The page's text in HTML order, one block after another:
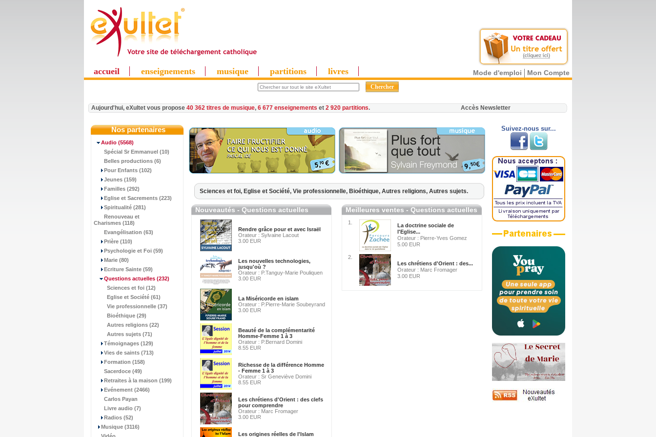
accueil enseignements musique partitions livres Mode d'emploi Mon Compte
Aujourd'hui, eXultet vous propose 40 362 titres de musique, 6 677 enseignements et 2 920 partitions. Accès Newsletter
Nos partenaires
Audio (5568)
Spécial Sr Emmanuel (10)
Belles productions (6)
Pour Enfants (102)
Jeunes (159)
Familles (292)
Eglise et Sacrements (223)
Spiritualité (281)
Renouveau et
Charismes (118)
Evangélisation (63)
Prière (110)
Psychologie et Foi (59)
Marie (80)
Ecriture Sainte (59)
Questions actuelles (232)
Sciences et foi (12)
Eglise et Société (61)
Vie professionnelle (37)
Bioéthique (29)
Autres religions (22)
Autres sujets (71)
Témoignages (129)
Vies de saints (713)
Formation (158)
Sacerdoce (49)
Retraites à la maison (199)
Evénement (2466)
Carlos Payan
Livre audio (7)
Radios (52)
Musique (3116)
Sciences et foi, Eglise et Société, Vie professionnelle, Bioéthique, Autres religions, Autres sujets.
Nouveautés - Questions actuelles
Rendre grâce pour et avec Israël
Orateur : Sylvaine Lacout
3.00 EUR
Les nouvelles technologies,
jusqu'où ?
Orateur : P.Tanguy-Marie Pouliquen
3.00 EUR
La Miséricorde en islam
Orateur : P.Pierre-Marie Soubeyrand
3.00 EUR
Beauté de la complémentarité
Homme-Femme 1 à 3
Orateur : P.Bernard Domini
8.55 EUR
Richesse de la différence Homme
- Femme 1 à 3
Orateur : Sr Geneviève Domini
8.55 EUR
Les chrétiens d'Orient : des clefs
pour comprendre
Orateur : Marc Fromager
3.00 EUR
Les origines réelles de l'Islam
Meilleures ventes - Questions actuelles
1.
La doctrine sociale de
l'Eglise...
Orateur : Pierre-Yves Gomez
5.00 EUR
2.
Les chrétiens d'Orient : des...
Orateur : Marc Fromager
3.00 EUR
Suivez-nous sur...